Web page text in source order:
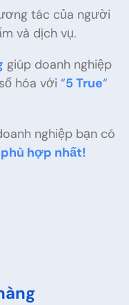
tác của người
và dịch vụ.
giúp doanh nghiệp
hóa với “5 True“
nghiệp bạn có
hợp nhất!